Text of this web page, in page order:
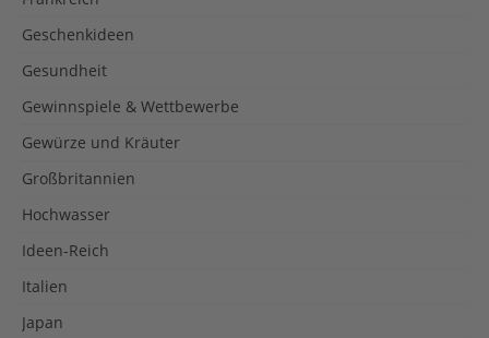
Geschenkideen
Gesundheit
Gewinnspiele & Wettbewerbe
Gewürze und Kräuter
Großbritannien
Hochwasser
Ideen-Reich
Italien
Japan